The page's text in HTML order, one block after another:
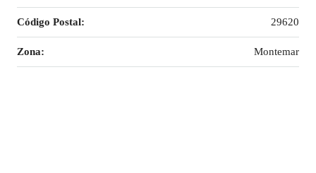
Código Postal: 29620
Zona: Montemar